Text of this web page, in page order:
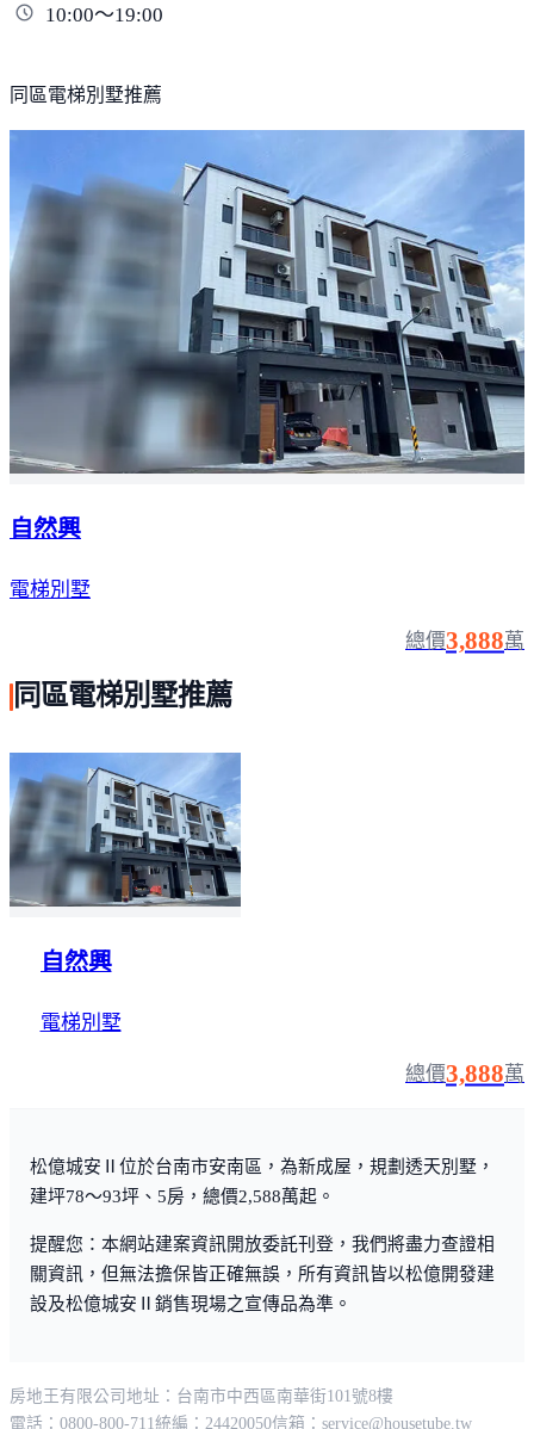
10:00～19:00
同區電梯別墅推薦
自然興
電梯別墅
總價3,888萬
同區電梯別墅推薦
自然興
電梯別墅
總價3,888萬
松億城安Ⅱ位於台南市安南區，為新成屋，規劃透天別墅，
建坪78～93坪、5房，總價2,588萬起。
提醒您：本網站建案資訊開放委託刊登，我們將盡力查證相
關資訊，但無法擔保皆正確無誤，所有資訊皆以松億開發建
設及松億城安Ⅱ銷售現場之宣傳品為準。
房地王有限公司 地址：台南市中西區南華街101號8樓
電話：0800-800-711統編：24420050信箱： service@housetube.tw